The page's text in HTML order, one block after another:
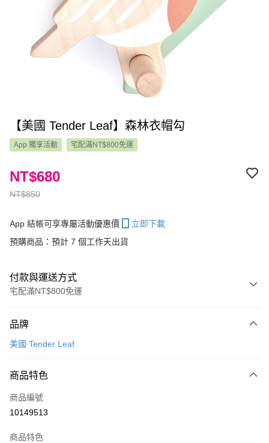
【美國 Tender Leaf】森林衣帽勾
App 獨享活動 宅配滿NT$800免運
NT$850
NT$680
App 結帳可享專屬活動優惠價
立即下載
預購商品：預計 7 個工作天出貨
付款與運送方式
宅配滿NT$800免運
信用卡一次付款
Apple Pay
大哥付你分期
相關說明
1.本服務由台灣大哥大提供，台灣大哥大用戶可立即使用無須另外申請。
AFTEE先享後付
品牌
美國 Tender Leaf
商品特色
商品編號
10149513
商品特色